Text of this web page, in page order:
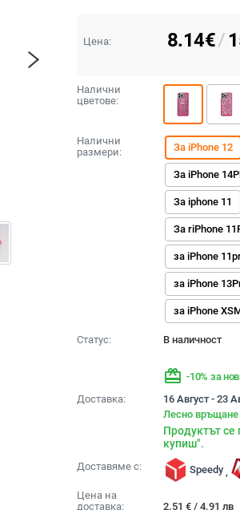
Цена: 8.14€/
Налични
цветове:
Налични
размери:
За iPhone 12
За iPhone
За iphone 11
За riPhone
за iPhone
за iPhone
за iPhone
Статус: В наличност
redeem -10% за
Доставка:
16 Август - 23
Лесно връщане
Продуктът се
купиш".
Доставяме с: Speedy ,
Цена на
доставка:
2.51 € / 4.91 лв